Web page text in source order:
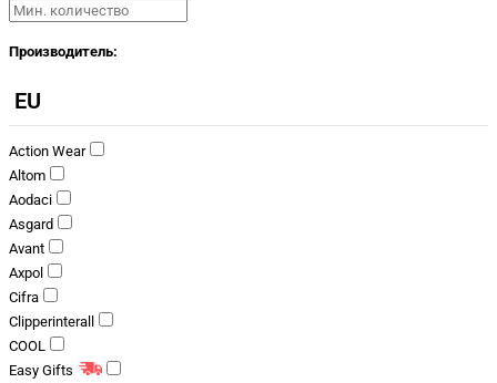
Производитель:
EU
Action Wear
Altom
Aodaci
Asgard
Avant
Axpol
Cifra
Clipperinterall
COOL
Easy Gifts